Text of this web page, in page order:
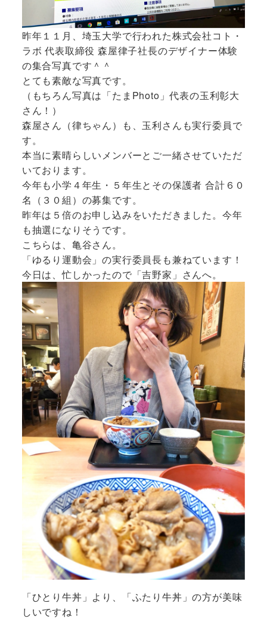
昨年１１月、埼玉大学で行われた株式会社コト・
ラボ 代表取締役 森屋律子社長のデザイナー体験
の集合写真です＾＾
とても素敵な写真です。
（もちろん写真は「たまPhoto」代表の玉利彰大
さん！）
森屋さん（律ちゃん）も、玉利さんも実行委員で
す。
本当に素晴らしいメンバーとご一緒させていただ
いております。
今年も小学４年生・５年生とその保護者 合計６０
名（３０組）の募集です。
昨年は５倍のお申し込みをいただきました。今年
も抽選になりそうです。
こちらは、亀谷さん。
「ゆるり運動会」の実行委員長も兼ねています！
今日は、忙しかったので「吉野家」さんへ。
「ひとり牛丼」より、「ふたり牛丼」の方が美味
しいですね！